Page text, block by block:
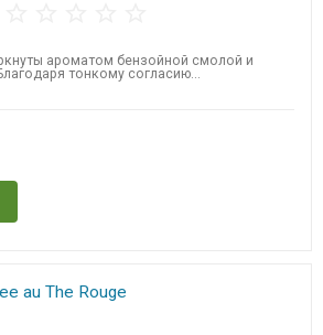
ароматом бензойной смолой и
тонкому согласию...
au The Rouge